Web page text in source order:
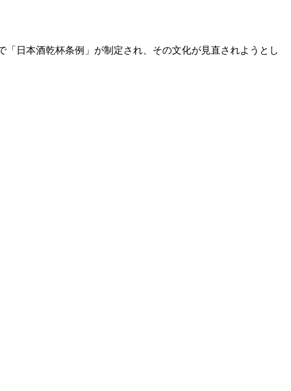
日本酒乾杯条例」が制定され、その文化が見直されようとし